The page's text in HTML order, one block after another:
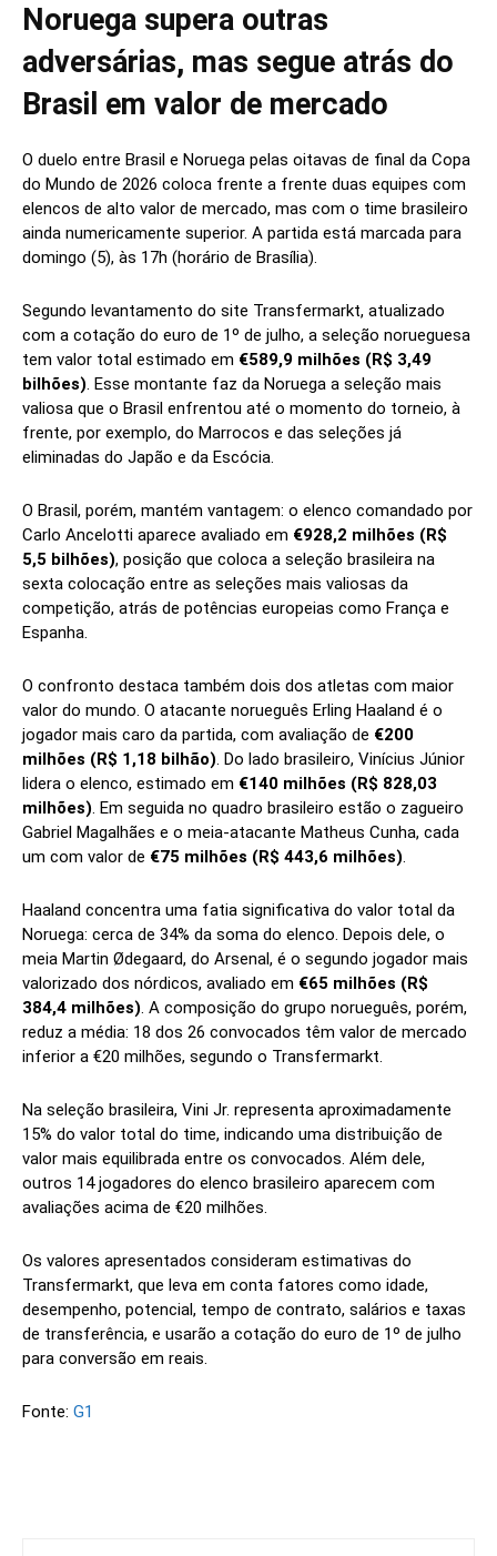
Noruega supera outras
adversárias, mas segue atrás do
Brasil em valor de mercado
O duelo entre Brasil e Noruega pelas oitavas de final da Copa
do Mundo de 2026 coloca frente a frente duas equipes com
elencos de alto valor de mercado, mas com o time brasileiro
ainda numericamente superior. A partida está marcada para
domingo (5), às 17h (horário de Brasília).
Segundo levantamento do site Transfermarkt, atualizado
com a cotação do euro de 1º de julho, a seleção norueguesa
tem valor total estimado em €589,9 milhões (R$ 3,49
bilhões) . Esse montante faz da Noruega a seleção mais
valiosa que o Brasil enfrentou até o momento do torneio, à
frente, por exemplo, do Marrocos e das seleções já
eliminadas do Japão e da Escócia.
O Brasil, porém, mantém vantagem: o elenco comandado por
Carlo Ancelotti aparece avaliado em €928,2 milhões (R$
5,5 bilhões), posição que coloca a seleção brasileira na
sexta colocação entre as seleções mais valiosas da
competição, atrás de potências europeias como França e
Espanha.
O confronto destaca também dois dos atletas com maior
valor do mundo. O atacante norueguês Erling Haaland é o
jogador mais caro da partida, com avaliação de €200
milhões (R$ 1,18 bilhão) . Do lado brasileiro, Vinícius Júnior
lidera o elenco, estimado em €140 milhões (R$ 828,03
milhões) . Em seguida no quadro brasileiro estão o zagueiro
Gabriel Magalhães e o meia-atacante Matheus Cunha, cada
um com valor de €75 milhões (R$ 443,6 milhões)
Haaland concentra uma fatia significativa do valor total da
Noruega: cerca de 34% da soma do elenco. Depois dele, o
meia Martin Ødegaard, do Arsenal, é o segundo jogador mais
valorizado dos nórdicos, avaliado em €65 milhões (R$
384,4 milhões) . A composição do grupo norueguês, porém,
reduz a média: 18 dos 26 convocados têm valor de mercado
inferior a €20 milhões, segundo o Transfermarkt.
Na seleção brasileira, Vini Jr. representa aproximadamente
15% do valor total do time, indicando uma distribuição de
valor mais equilibrada entre os convocados. Além dele,
outros 14 jogadores do elenco brasileiro aparecem com
avaliações acima de €20 milhões.
Os valores apresentados consideram estimativas do
Transfermarkt, que leva em conta fatores como idade,
desempenho, potencial, tempo de contrato, salários e taxas
de transferência, e usarão a cotação do euro de 1º de julho
para conversão em reais.
Fonte: G1